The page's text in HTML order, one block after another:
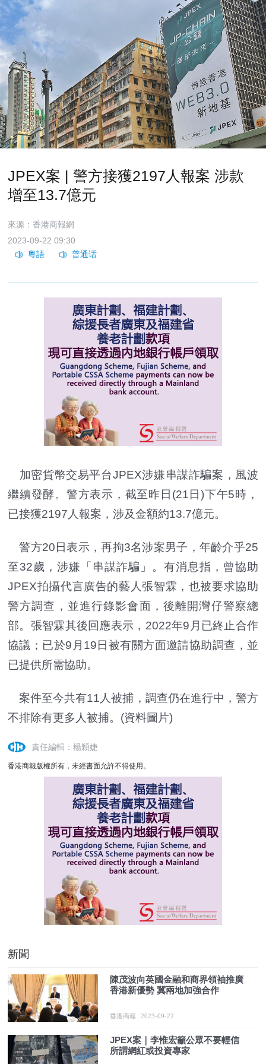
JPEX案 | 警方接獲2197人報案 涉款
增至13.7億元
來源：香港商報網
2023-09-22 09:30
加密貨幣交易平台JPEX涉嫌串謀詐騙案，風波
繼續發酵。警方表示，截至昨日(21日)下午5時，
已接獲2197人報案，涉及金額約13.7億元。
警方20日表示，再拘3名涉案男子，年齡介乎25
至32歲，涉嫌「串謀詐騙」。有消息指，曾協助
JPEX拍攝代言廣告的藝人張智霖，也被要求協助
警方調查，並進行錄影會面，後離開灣仔警察總
部。張智霖其後回應表示，2022年9月已終止合作
協議；已於9月19日被有關方面邀請協助調查，並
已提供所需協助。
案件至今共有11人被捕，調查仍在進行中，警方
不排除有更多人被捕。(資料圖片)
責任編輯：楊穎婕
香港商報版權所有，未經書面允許不得使用。
新聞
陳茂波向英國金融和商界領袖推廣
香港新優勢 冀兩地加強合作
香港商報 2023-09-22
JPEX案｜李惟宏籲公眾不要輕信
所謂網紅或投資專家